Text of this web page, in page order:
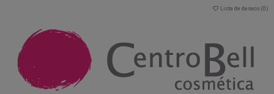
Lista de deseos (0 )